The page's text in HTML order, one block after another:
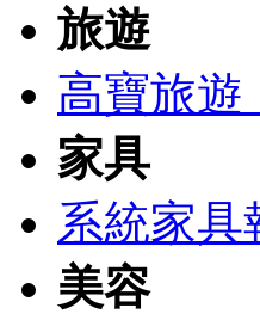
旅遊
高寶旅遊
家具
系統家具
美容